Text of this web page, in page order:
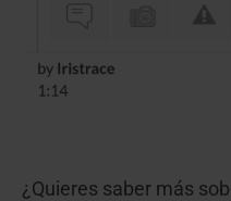
¿Quieres saber más